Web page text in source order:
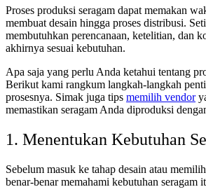
Proses produksi seragam dapat memakan
membuat desain hingga proses distribusi.
membutuhkan perencanaan, ketelitian, dan
akhirnya sesuai kebutuhan.
Apa saja yang perlu Anda ketahui tentang
Berikut kami rangkum langkah-langkah
prosesnya. Simak juga tips memilih vendor
memastikan seragam Anda diproduksi
1. Menentukan Kebutuhan
Sebelum masuk ke tahap desain atau
benar-benar memahami kebutuhan seragam